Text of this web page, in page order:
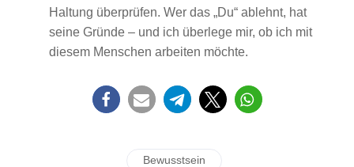
Haltung überprüfen. Wer das „Du“ ablehnt, hat
seine Gründe – und ich überlege mir, ob ich mit
diesem Menschen arbeiten möchte.
Bewusstsein